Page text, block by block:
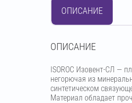
ОПИСАНИЕ
OПИСАНИЕ
ISOROC Изовент-СЛ —
негорючая из
синтетическом
Материал обладает